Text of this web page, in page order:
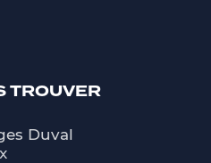
TROUVER
Duval